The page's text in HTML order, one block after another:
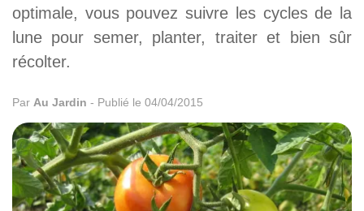
optimale, vous pouvez suivre les cycles de la
lune pour semer, planter, traiter et bien sûr
récolter.
Par Au Jardin - Publié le 04/04/2015